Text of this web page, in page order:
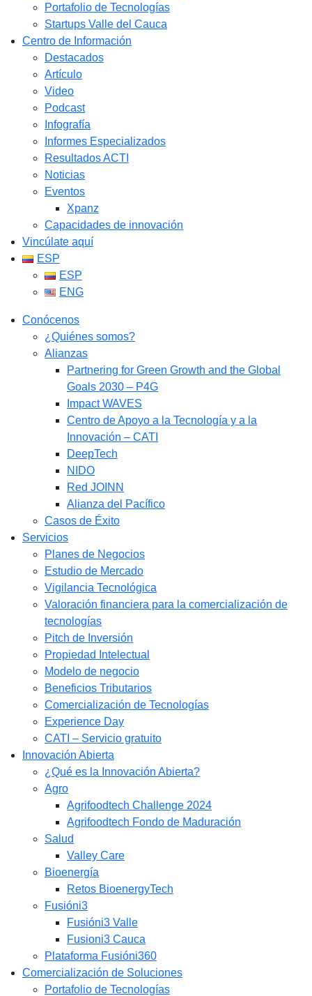
Portafolio de Tecnologías
Startups Valle del Cauca
Centro de Información
Destacados
Artículo
Video
Podcast
Infografía
Informes Especializados
Resultados ACTI
Noticias
Eventos
Xpanz
Capacidades de innovación
Vincúlate aquí
ESP
ESP
ENG
Conócenos
¿Quiénes somos?
Alianzas
Partnering for Green Growth and the Global
Goals 2030 – P4G
Impact WAVES
Centro de Apoyo a la Tecnología y a la
Innovación – CATI
DeepTech
NIDO
Red JOINN
Alianza del Pacífico
Casos de Éxito
Servicios
Planes de Negocios
Estudio de Mercado​
Vigilancia Tecnológica
Valoración financiera para la comercialización de
tecnologías
Pitch de Inversión
Propiedad Intelectual
Modelo de negocio
Beneficios Tributarios
Comercialización de Tecnologías
Experience Day
CATI – Servicio gratuito
Innovación Abierta
¿Qué es la Innovación Abierta?
Agro
Agrifoodtech Challenge 2024
Agrifoodtech Fondo de Maduración
Salud
Valley Care
Bioenergía
Retos BioenergyTech
Fusióni3
Fusióni3 Valle
Fusioni3 Cauca
Plataforma Fusióni360
Comercialización de Soluciones
Portafolio de Tecnologías